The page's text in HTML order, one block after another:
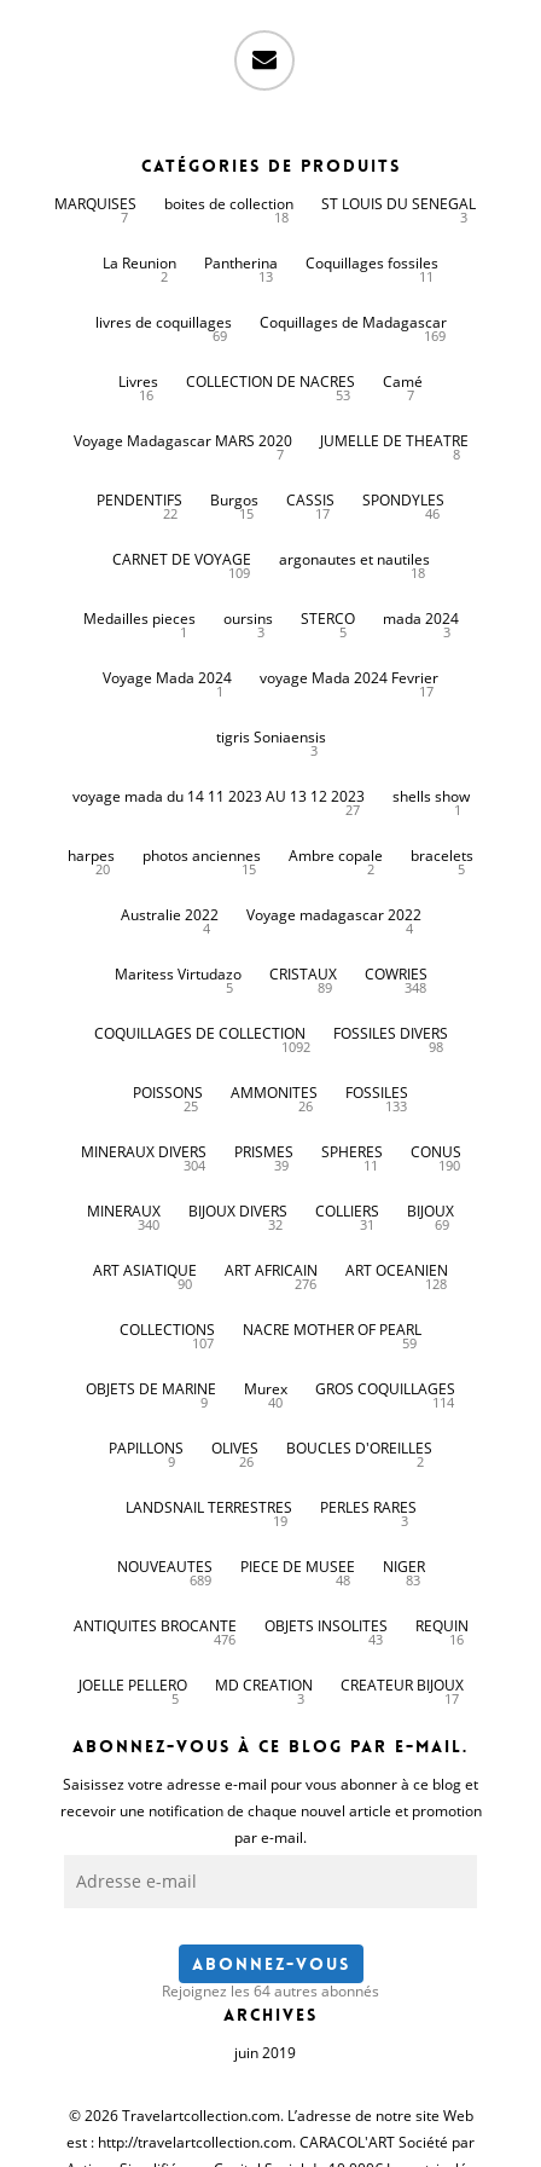
email
Catégories de produits
MARQUISES
7
boites de collection
18
ST LOUIS DU SENEGAL
3
La Reunion
2
Pantherina
13
Coquillages fossiles
11
livres de coquillages
69
Coquillages de Madagascar
169
Livres
16
COLLECTION DE NACRES
53
Camé
7
Voyage Madagascar MARS 2020
7
JUMELLE DE THEATRE
8
PENDENTIFS
22
Burgos
15
CASSIS
17
SPONDYLES
46
CARNET DE VOYAGE
109
argonautes et nautiles
18
Medailles pieces
1
oursins
3
STERCO
5
mada 2024
3
Voyage Mada 2024
1
voyage Mada 2024 Fevrier
17
tigris Soniaensis
3
voyage mada du 14 11 2023 AU 13 12 2023
27
shells show
1
harpes
20
photos anciennes
15
Ambre copale
2
bracelets
5
Australie 2022
4
Voyage madagascar 2022
4
Maritess Virtudazo
5
CRISTAUX
89
COWRIES
348
COQUILLAGES DE COLLECTION
1092
FOSSILES DIVERS
98
POISSONS
25
AMMONITES
26
FOSSILES
133
MINERAUX DIVERS
304
PRISMES
39
SPHERES
11
CONUS
190
MINERAUX
340
BIJOUX DIVERS
32
COLLIERS
31
BIJOUX
69
ART ASIATIQUE
90
ART AFRICAIN
276
ART OCEANIEN
128
COLLECTIONS
107
NACRE MOTHER OF PEARL
59
OBJETS DE MARINE
9
Murex
40
GROS COQUILLAGES
114
PAPILLONS
9
OLIVES
26
BOUCLES D'OREILLES
2
LANDSNAIL TERRESTRES
19
PERLES RARES
3
NOUVEAUTES
689
PIECE DE MUSEE
48
NIGER
83
ANTIQUITES BROCANTE
476
OBJETS INSOLITES
43
REQUIN
16
JOELLE PELLERO
5
MD CREATION
3
CREATEUR BIJOUX
17
Abonnez-vous à ce blog par e-mail.
Saisissez votre adresse e-mail pour vous abonner à ce blog et
recevoir une notification de chaque nouvel article et promotion
par e-mail.
e-
Abonnez-vous
Rejoignez les 64 autres abonnés
Archives
juin 2019
© 2026 Travelartcollection.com. L’adresse de notre site Web
est : http://travelartcollection.com. CARACOL'ART Société par